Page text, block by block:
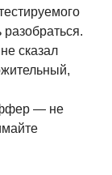
сказал
— не